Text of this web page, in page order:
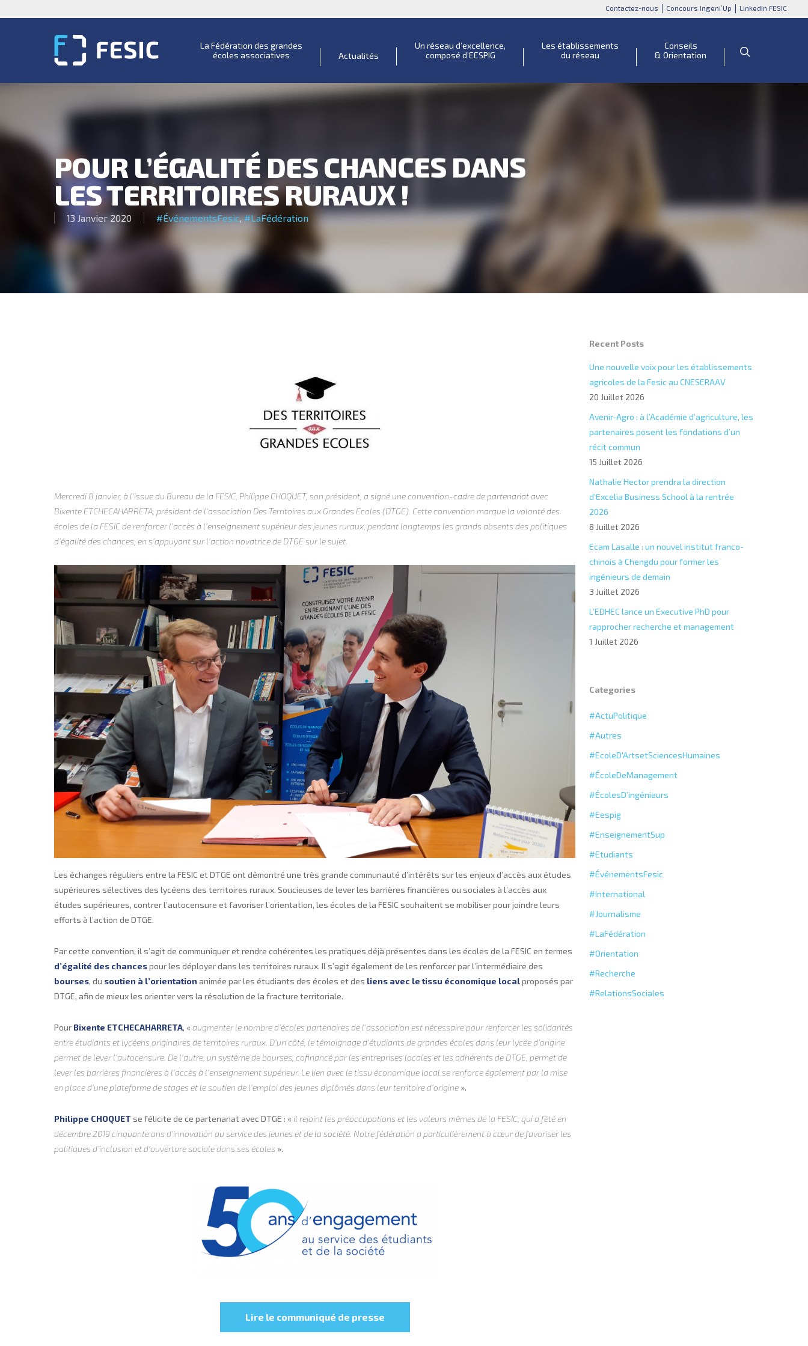
Contactez-nous Concours Ingeni’Up LinkedIn FESIC
La Fédération des grandes
écoles associatives
Actualités
Un réseau d’excellence,
composé d’EESPIG
Les établissements
du réseau
Conseils
& Orientation
POUR L’ÉGALITÉ DES CHANCES DANS
LES TERRITOIRES RURAUX !
13 Janvier 2020 #ÉvénementsFesic,#LaFédération
Mercredi 8 janvier, à l’issue du Bureau de la FESIC, Philippe CHOQUET, son président, a signé une convention-cadre de partenariat avec
Bixente ETCHECAHARRETA, président de l’association Des Territoires aux Grandes Ecoles (DTGE). Cette convention marque la volonté des
écoles de la FESIC de renforcer l’accès à l’enseignement supérieur des jeunes ruraux, pendant longtemps les grands absents des politiques
d’égalité des chances, en s’appuyant sur l’action novatrice de DTGE sur le sujet.
Les échanges réguliers entre la FESIC et DTGE ont démontré une très grande communauté d’intérêts sur les enjeux d’accès aux études
supérieures sélectives des lycéens des territoires ruraux. Soucieuses de lever les barrières financières ou sociales à l’accès aux
études supérieures, contrer l’autocensure et favoriser l’orientation, les écoles de la FESIC souhaitent se mobiliser pour joindre leurs
efforts à l’action de DTGE.
Par cette convention, il s’agit de communiquer et rendre cohérentes les pratiques déjà présentes dans les écoles de la FESIC en termes
d’égalité des chancespour les déployer dans les territoires ruraux. Il s’agit également de les renforcer par l’intermédiaire des
bourses, du soutien à l’orientation animée par les étudiants des écoles et des liens avec le tissu économique localproposés par
DTGE, afin de mieux les orienter vers la résolution de la fracture territoriale.
Pour Bixente ETCHECAHARRETA, « augmenter le nombre d’écoles partenaires de l’association est nécessaire pour renforcer les solidarités
entre étudiants et lycéens originaires de territoires ruraux. D’un côté, le témoignage d’étudiants de grandes écoles dans leur lycée d’origine
permet de lever l’autocensure. De l’autre, un système de bourses, cofinancé par les entreprises locales et les adhérents de DTGE, permet de
lever les barrières financières à l’accès à l’enseignement supérieur. Le lien avec le tissu économique local se renforce également par la mise
en place d’une plateforme de stages et le soutien de l’emploi des jeunes diplômés dans leur territoire d’origine ».
Philippe CHOQUET se félicite de ce partenariat avec DTGE : « il rejoint les préoccupations et les valeurs mêmes de la FESIC, qui a fêté en
décembre 2019 cinquante ans d’innovation au service des jeunes et de la société. Notre fédération a particulièrement à cœur de favoriser les
politiques d’inclusion et d’ouverture sociale dans ses écoles ».
Lire le communiqué de presse
Recent Posts
Une nouvelle voix pour les établissements
agricoles de la Fesic au CNESERAAV
20 Juillet 2026
Avenir-Agro : à l’Académie d’agriculture, les
partenaires posent les fondations d’un
récit commun
15 Juillet 2026
Nathalie Hector prendra la direction
d’Excelia Business School à la rentrée
2026
8 Juillet 2026
Ecam Lasalle : un nouvel institut franco-
chinois à Chengdu pour former les
ingénieurs de demain
3 Juillet 2026
L’EDHEC lance un Executive PhD pour
rapprocher recherche et management
1 Juillet 2026
Categories
#ActuPolitique
#Autres
#EcoleD'ArtsetSciencesHumaines
#ÉcoleDeManagement
#ÉcolesD’ingénieurs
#Eespig
#EnseignementSup
#Etudiants
#ÉvénementsFesic
#International
#Journalisme
#LaFédération
#Orientation
#Recherche
#RelationsSociales